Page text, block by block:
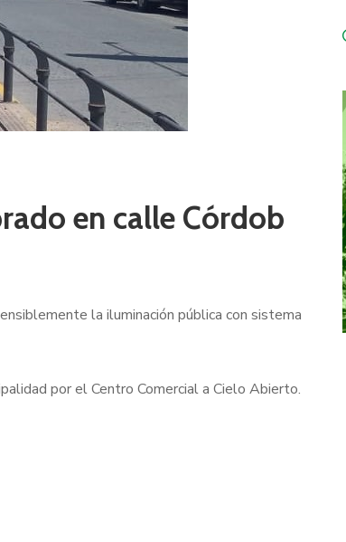
en calle Córdob
la iluminación pública con sistema
por el Centro Comercial a Cielo Abierto.